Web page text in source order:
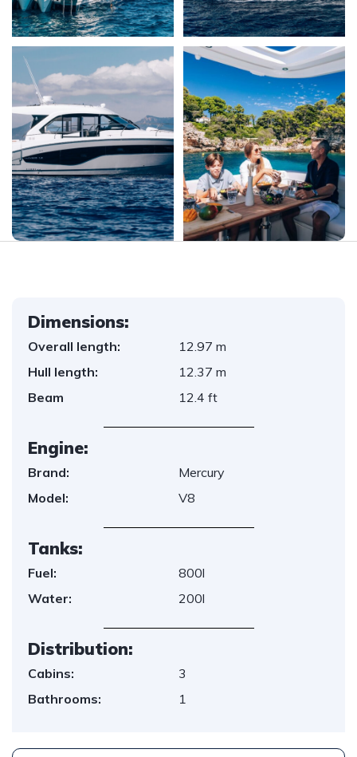
Dimensions:
Overall length:
12.97 m
Hull length:
12.37 m
Beam
12.4 ft
Engine:
Brand:
Mercury
Model:
V8
Tanks:
Fuel:
800l
Water:
200l
Distribution:
Cabins:
3
Bathrooms:
1